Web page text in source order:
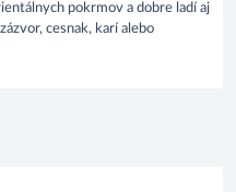
pokrmov a dobre ladí aj
cesnak, karí alebo